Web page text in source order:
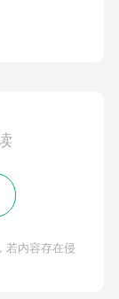
若内容存在侵